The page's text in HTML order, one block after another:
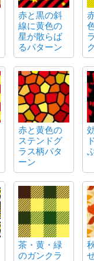
赤と黒の斜
線に黄色の
星が散らば
るパターン
赤と黄色の
ステンドグ
ラス柄パタ
ーン
茶・黄・緑
のガンクラ